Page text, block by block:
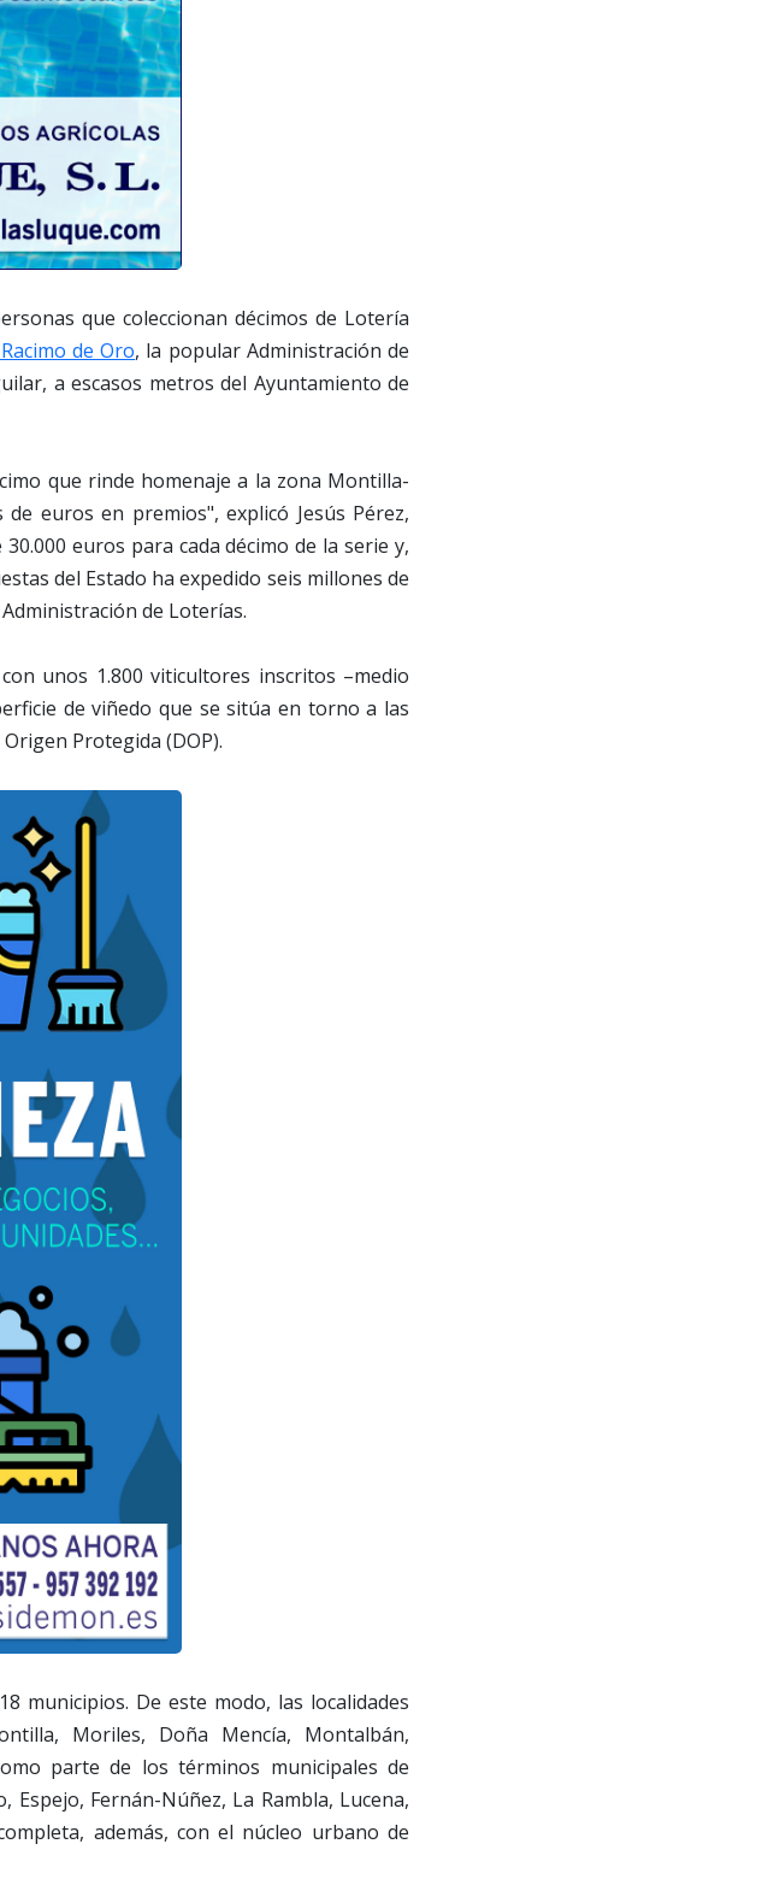
que coleccionan décimos de Lotería
de Oro, la popular Administración de
a escasos metros del Ayuntamiento de
que rinde homenaje a la zona Montilla-
euros en premios", explicó Jesús Pérez,
euros para cada décimo de la serie y,
del Estado ha expedido seis millones de
de Loterías.
unos 1.800 viticultores inscritos –medio
de viñedo que se sitúa en torno a las
Protegida (DOP).
municipios. De este modo, las localidades
Moriles, Doña Mencía, Montalbán,
parte de los términos municipales de
Fernán-Núñez, La Rambla, Lucena,
además, con el núcleo urbano de